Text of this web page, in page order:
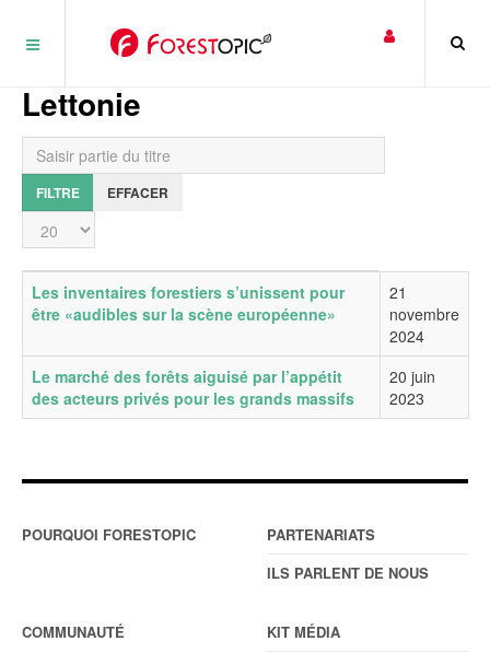
Lettonie
Saisir partie du titre
FILTRE EFFACER
Affichage #
Titre Date de publication
Les inventaires forestiers s’unissent pour
être «audibles sur la scène européenne»
21
novembre
2024
Le marché des forêts aiguisé par l’appétit
des acteurs privés pour les grands massifs
20 juin
2023
POURQUOI FORESTOPIC
PARTENARIATS
ILS PARLENT DE NOUS
COMMUNAUTÉ
KIT MÉDIA